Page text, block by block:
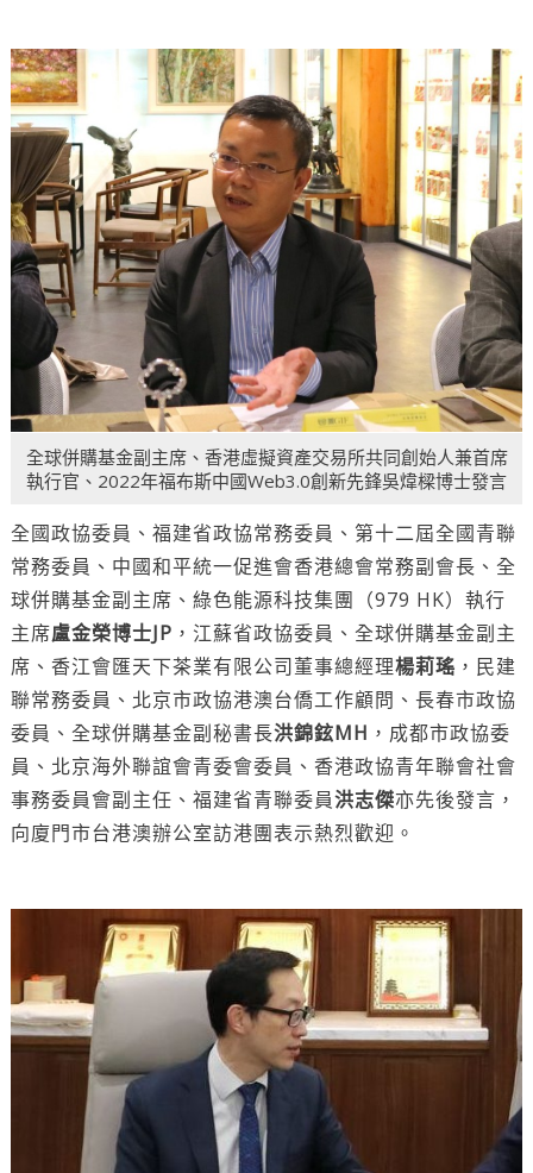
全球併購基金副主席、香港虛擬資產交易所共同創始人兼首席
執行官、2022年福布斯中國Web3.0創新先鋒吳煒樑博士發言
全國政協委員、福建省政協常務委員、第十二屆全國青聯
常務委員、中國和平統一促進會香港總會常務副會長、全
球併購基金副主席、綠色能源科技集團（979 HK）執行
主席盧金榮博士JP ，江蘇省政協委員、全球併購基金副主
席、香江會匯天下茶業有限公司董事總經理楊莉瑤 ，民建
聯常務委員、北京市政協港澳台僑工作顧問、長春市政協
委員、全球併購基金副秘書長洪錦鉉MH ，成都市政協委
員、北京海外聯誼會青委會委員、香港政協青年聯會社會
事務委員會副主任、福建省青聯委員洪志傑亦先後發言，
向廈門市台港澳辦公室訪港團表示熱烈歡迎。